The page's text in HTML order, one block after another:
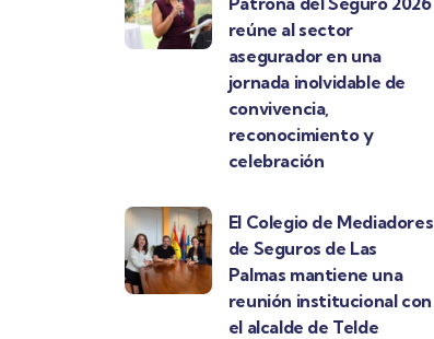
reúne al sector
asegurador en una
jornada inolvidable de
convivencia,
reconocimiento y
celebración
El Colegio de Mediadores
de Seguros de Las
Palmas mantiene una
reunión institucional con
el alcalde de Telde